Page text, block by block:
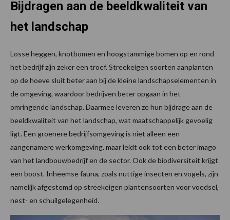
Bijdragen aan de beeldkwaliteit van
het landschap
Losse heggen, knotbomen en hoogstammige bomen op en rond
het bedrijf zijn zeker een troef. Streekeigen soorten aanplanten
op de hoeve sluit beter aan bij de kleine landschapselementen in
de omgeving, waardoor bedrijven beter opgaan in het
omringende landschap. Daarmee leveren ze hun bijdrage aan de
beeldkwaliteit van het landschap, wat maatschappelijk gevoelig
ligt. Een groenere bedrijfsomgeving is niet alleen een
aangenamere werkomgeving, maar leidt ook tot een beter imago
van het landbouwbedrijf en de sector. Ook de biodiversiteit krijgt
een boost. Inheemse fauna, zoals nuttige insecten en vogels, zijn
namelijk afgestemd op streekeigen plantensoorten voor voedsel,
nest- en schuilgelegenheid.